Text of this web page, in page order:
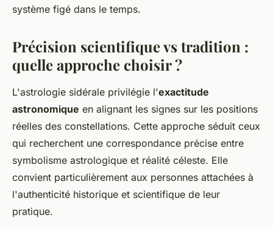
système figé dans le temps.
Précision scientifique vs tradition :
quelle approche choisir ?
L'astrologie sidérale privilégie l'exactitude
astronomique en alignant les signes sur les positions
réelles des constellations. Cette approche séduit ceux
qui recherchent une correspondance précise entre
symbolisme astrologique et réalité céleste. Elle
convient particulièrement aux personnes attachées à
l'authenticité historique et scientifique de leur
pratique.